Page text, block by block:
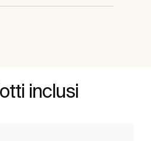
inclusi